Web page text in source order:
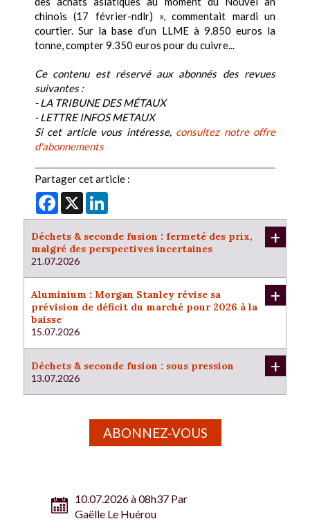
chinois (17 février-ndlr) », commentait mardi un
courtier. Sur la base d’un LLME à 9.850 euros la
tonne, compter 9.350 euros pour du cuivre...
Ce contenu est réservé aux abonnés des revues
suivantes :
- LA TRIBUNE DES MÉTAUX
- LETTRE INFOS METAUX
Si cet article vous intéresse, consultez notre offre
d'abonnements
Partager cet article :
Facebook
X
Déchets & seconde fusion : fermeté des prix,
malgré des perspectives incertaines
21.07.2026
+
Aluminium : Morgan Stanley révise sa
prévision de déficit du marché pour 2026 à la
baisse
15.07.2026
+
Déchets & seconde fusion : sous pression
13.07.2026
+
ABONNEZ-VOUS
10.07.2026 à 08h37 Par
Gaëlle Le Huérou